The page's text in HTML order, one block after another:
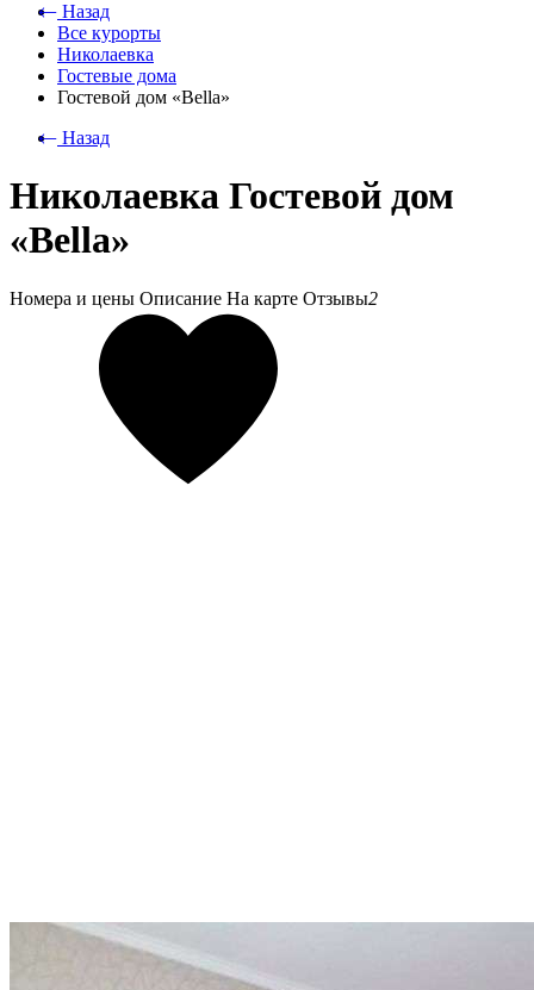
⃪ Назад
Все курорты
Николаевка
Гостевые дома
Гостевой дом «Bella»
⃪ Назад
Николаевка Гостевой дом
«Bella»
Номера и цены Описание На карте Отзывы2